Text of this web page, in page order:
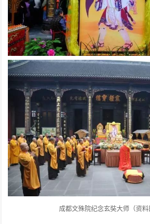
成都文殊院纪念玄奘大师（资料